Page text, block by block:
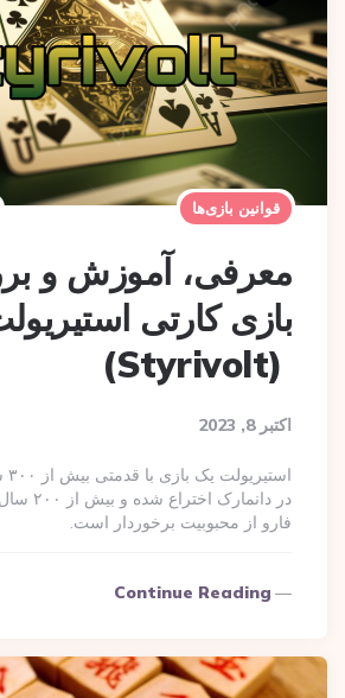
قوانین بازی‌ها
معرفی، آموزش و
بازی کارتی
(Styrivolt)
اکتبر 8, 2023
در
فارو از محبوبیت برخوردار است.
Continue Reading